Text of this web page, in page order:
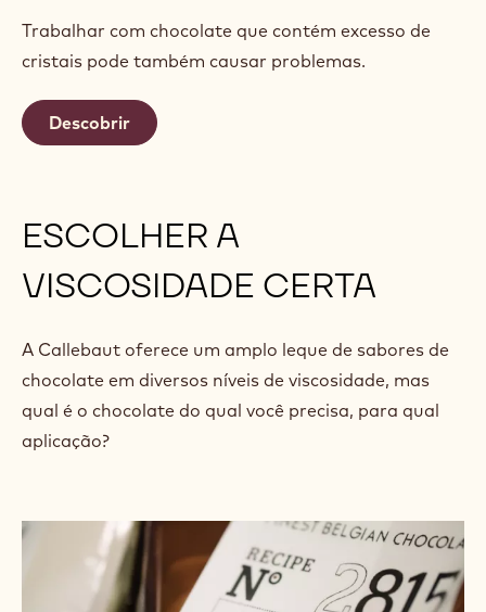
Trabalhar com chocolate que contém excesso de
cristais pode também causar problemas.
Descobrir
ESCOLHER A
VISCOSIDADE CERTA
A Callebaut oferece um amplo leque de sabores de
chocolate em diversos níveis de viscosidade, mas
qual é o chocolate do qual você precisa, para qual
aplicação?